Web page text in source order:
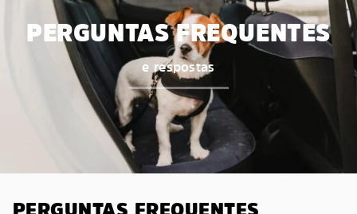
PERGUNTAS FREQUENTES
e respostas